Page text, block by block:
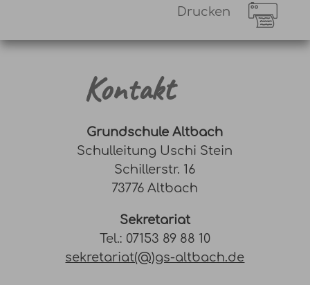
Drucken
Kontakt
Grundschule Altbach
Schulleitung Uschi Stein
Schillerstr. 16
73776 Altbach
Sekretariat
Tel.: 07153 89 88 10
sekretariat(@)gs-altbach.de